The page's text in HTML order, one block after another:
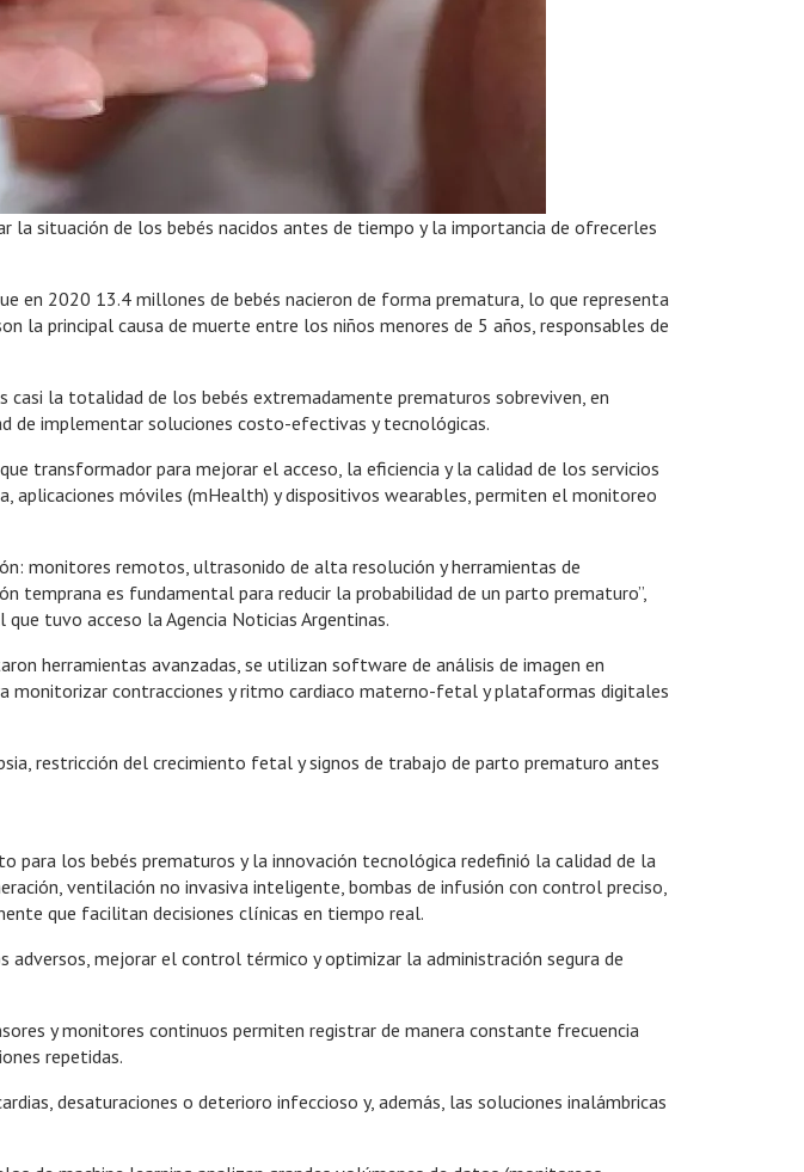
la situación de los bebés nacidos antes de tiempo y la importancia de ofrecerles
en 2020 13.4 millones de bebés nacieron de forma prematura, lo que representa
la principal causa de muerte entre los niños menores de 5 años, responsables de
casi la totalidad de los bebés extremadamente prematuros sobreviven, en
de implementar soluciones costo-efectivas y tecnológicas.
transformador para mejorar el acceso, la eficiencia y la calidad de los servicios
aplicaciones móviles (mHealth) y dispositivos wearables, permiten el monitoreo
monitores remotos, ultrasonido de alta resolución y herramientas de
es fundamental para reducir la probabilidad de un parto prematuro”,
tuvo acceso la Agencia Noticias Argentinas.
herramientas avanzadas, se utilizan software de análisis de imagen en
monitorizar contracciones y ritmo cardiaco materno-fetal y plataformas digitales
restricción del crecimiento fetal y signos de trabajo de parto prematuro antes
para los bebés prematuros y la innovación tecnológica redefinió la calidad de la
ventilación no invasiva inteligente, bombas de infusión con control preciso,
que facilitan decisiones clínicas en tiempo real.
adversos, mejorar el control térmico y optimizar la administración segura de
y monitores continuos permiten registrar de manera constante frecuencia
repetidas.
desaturaciones o deterioro infeccioso y, además, las soluciones inalámbricas